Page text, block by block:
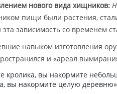
нового вида хищников:
пищи были растения,
зависимость со временем
навыком изготовления
и «ареал
кролика, вы накормите
вы накормите целую